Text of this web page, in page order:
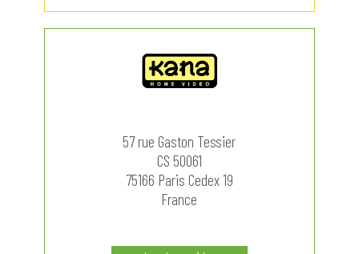
57 rue Gaston Tessier
CS 50061
75166 Paris Cedex 19
France